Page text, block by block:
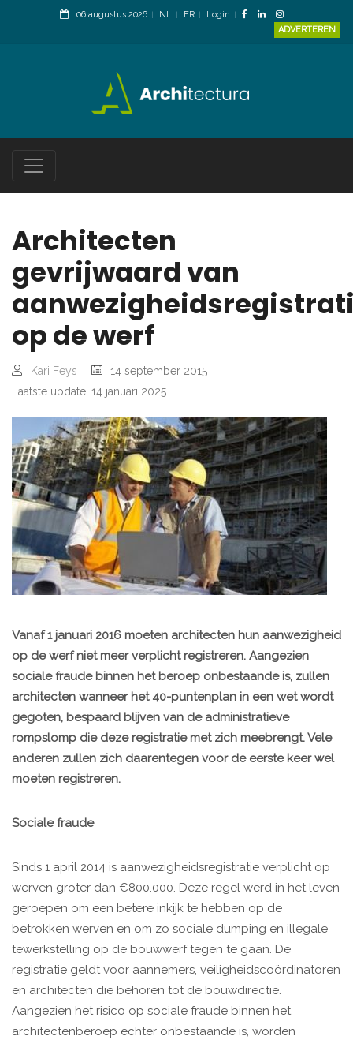
06 augustus 2026 NL FR
Login
ADVERTEREN
Architecten
gevrijwaard van
op de werf
Kari Feys
14 september 2015
Laatste update: 14 januari 2025
Vanaf 1 januari 2016 moeten architecten hun aanwezigheid
op de werf niet meer verplicht registreren. Aangezien
sociale fraude binnen het beroep onbestaande is, zullen
architecten wanneer het 40-puntenplan in een wet wordt
gegoten, bespaard blijven van de administratieve
rompslomp die deze registratie met zich meebrengt. Vele
anderen zullen zich daarentegen voor de eerste keer wel
moeten registreren.
Sociale fraude
Sinds 1 april 2014 is aanwezigheidsregistratie verplicht op
werven groter dan €800.000. Deze regel werd in het leven
geroepen om een betere inkijk te hebben op de
betrokken werven en om zo sociale dumping en illegale
tewerkstelling op de bouwwerf tegen te gaan. De
registratie geldt voor aannemers, veiligheidscoördinatoren
en architecten die behoren tot de bouwdirectie.
Aangezien het risico op sociale fraude binnen het
architectenberoep echter onbestaande is, worden